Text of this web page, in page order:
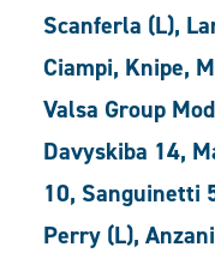
Scanferla (L),
Ciampi, Knipe,
Valsa Group
Davyskiba 14,
10, Sanguinetti
Perry (L),